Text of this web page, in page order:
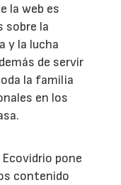
la web es
sobre la
y la lucha
de servir
la familia
en los
Ecovidrio pone
contenido